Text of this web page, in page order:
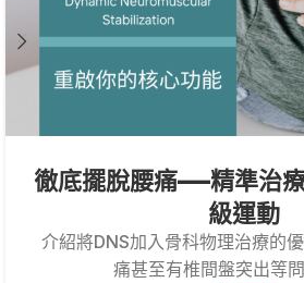
徹底擺脫腰痛—–精準治
級運動
介紹將DNS加入骨科物理治療的
痛甚至有椎間盤突出等